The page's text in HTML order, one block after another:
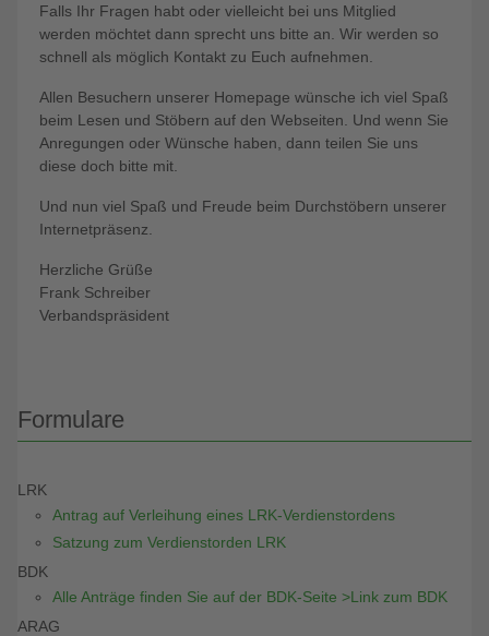
Falls Ihr Fragen habt oder vielleicht bei uns Mitglied
werden möchtet dann sprecht uns bitte an. Wir werden so
schnell als möglich Kontakt zu Euch aufnehmen.
Allen Besuchern unserer Homepage wünsche ich viel Spaß
beim Lesen und Stöbern auf den Webseiten. Und wenn Sie
Anregungen oder Wünsche haben, dann teilen Sie uns
diese doch bitte mit.
Und nun viel Spaß und Freude beim Durchstöbern unserer
Internetpräsenz.
Herzliche Grüße
Frank Schreiber
Verbandspräsident
Formulare
LRK
Antrag auf Verleihung eines LRK-Verdienstordens
Satzung zum Verdienstorden LRK
BDK
Alle Anträge finden Sie auf der BDK-Seite >Link zum BDK
ARAG